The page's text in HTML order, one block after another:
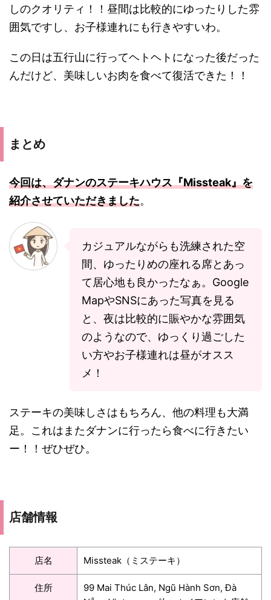
しのクオリティ！！昼間は比較的にゆったりした雰
囲気ですし、お子様連れにも行きやすいわ。
この日は五行山に行ってヘトヘトになった後だった
んだけど、美味しいお肉を食べて復活できた！！
まとめ
今回は、ダナンのステーキハウス『Missteak』を
紹介させていただきました。
カジュアルながらも洗練された空
間、ゆったりめの座れる席とあっ
て居心地も良かったなぁ。Google
MapやSNSにあった写真を見る
と、夜は比較的に賑やかな雰囲気
のようなので、ゆっくり過ごした
い方やお子様連れは昼がオスス
メ！
ステーキの美味しさはもちろん、他の料理も大満
足。これはまたダナンに行ったら食べに行きたい
ー！！ぜひぜひ。
店舗情報
店名 Missteak（ミステーキ）
住所
99 Mai Thúc Lân, Ngũ Hành Sơn, Đà